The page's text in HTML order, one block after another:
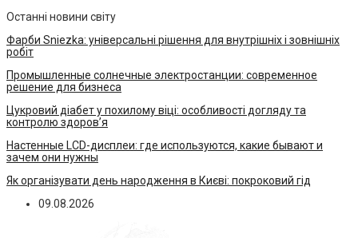
Останні новини світу
Фарби Sniezka: універсальні рішення для внутрішніх і зовнішніх
робіт
Промышленные солнечные электростанции: современное
решение для бизнеса
Цукровий діабет у похилому віці: особливості догляду та
контролю здоров’я
Настенные LCD-дисплеи: где используются, какие бывают и
зачем они нужны
Як організувати день народження в Києві: покроковий гід
09.08.2026